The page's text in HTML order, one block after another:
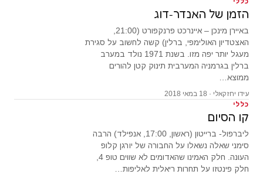
הזמן של האנדר-דוג
באיירן מינכן – איינרכט פרנקפורט (21:00,
האצטדיון האולימפי, ברלין) קשה לחשוב על סגירת
מעגל יותר יפה מזו. בשנת 1971 נולד במערב
ברלין בגרמניה המערבית תינוק קטן להורים
ממוצא…
עידו יחזקאלי · 18 במאי 2018
כללי
קו הסיום
ליברפול- ברייטון (ראשון, 17:00, אנפילד) הרבה
סימני שאלה נשאלו על החבורה של יורגן קלופ
העונה. חלק האמינו שהאדומים לא שווים טופ 4,
חלק פינטזו על תחרות ריאלית לאליפות…